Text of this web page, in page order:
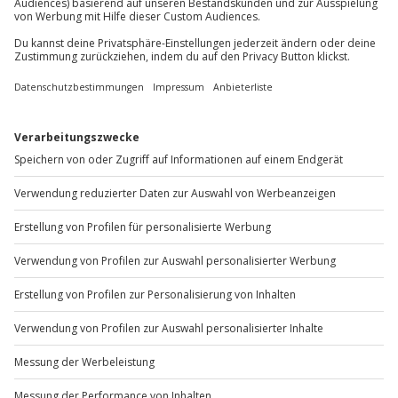
+49 89 / 60 60 89 700
Mo-Fr: 9-17 Uhr
b2b@jochen-schweizer.de
www.b2b.jochen-schweizer.de/
Artikelnummer : 36892
Andere Produkte entdecken